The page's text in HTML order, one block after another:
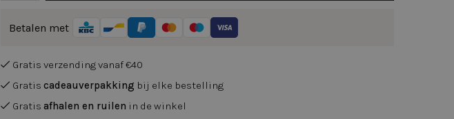
Betalen met
Gratis verzending vanaf €40
Gratis cadeauverpakking bij elke bestelling
Gratis afhalen en ruilen in de winkel